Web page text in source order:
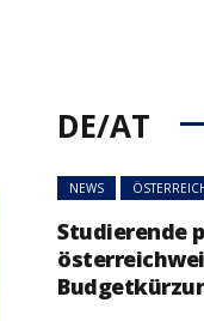
DE/AT
NEWS
Studierende